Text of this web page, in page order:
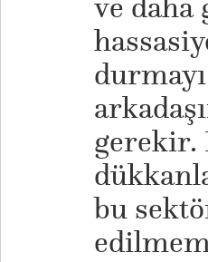
ve
gerekir.
bu